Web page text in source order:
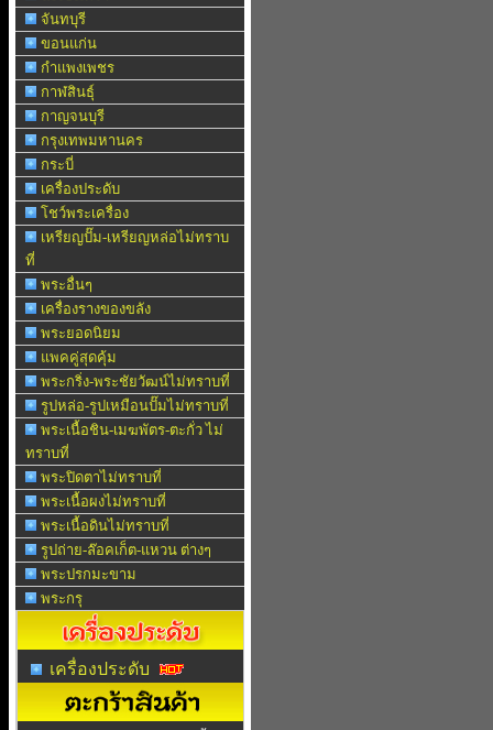
จันทบุรี
ขอนแก่น
กำแพงเพชร
กาฬสินธุ์
กาญจนบุรี
กรุงเทพมหานคร
กระบี่
เครื่องประดับ
โชว์พระเครื่อง
เหรียญปั๊ม-เหรียญหล่อไม่ทราบ
ที่
พระอื่นๆ
เครื่องรางของขลัง
พระยอดนิยม
แพคคู่สุดคุ้ม
พระกริ่ง-พระชัยวัฒน์ไม่ทราบที่
รูปหล่อ-รูปเหมือนปั๊มไม่ทราบที่
พระเนื้อชิน-เมฆพัตร-ตะกั่ว ไม่
ทราบที่
พระปิดตาไม่ทราบที่
พระเนื้อผงไม่ทราบที่
พระเนื้อดินไม่ทราบที่
รูปถ่าย-ล๊อคเก็ต-แหวน ต่างๆ
พระปรกมะขาม
พระกรุ
เครื่องประดับ